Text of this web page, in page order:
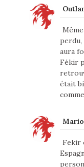
perdu,
aura
Fékir
était
Mario
Fekir